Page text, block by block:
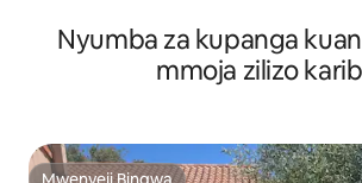
Nyumba za kupanga
mmoja zilizo